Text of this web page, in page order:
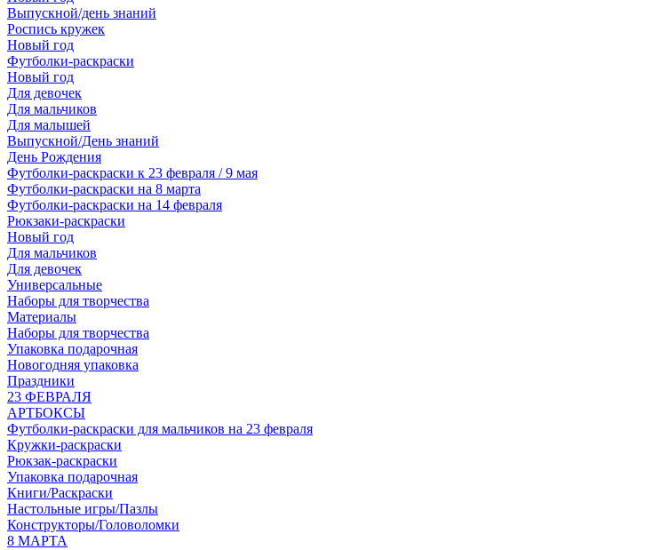
Выпускной/день знаний
Роспись кружек
Новый год
Футболки-раскраски
Новый год
Для девочек
Для мальчиков
Для малышей
Выпускной/День знаний
День Рождения
Футболки-раскраски к 23 февраля / 9 мая
Футболки-раскраски на 8 марта
Футболки-раскраски на 14 февраля
Рюкзаки-раскраски
Новый год
Для мальчиков
Для девочек
Универсальные
Наборы для творчества
Материалы
Наборы для творчества
Упаковка подарочная
Новогодняя упаковка
Праздники
23 ФЕВРАЛЯ
АРТБОКСЫ
Футболки-раскраски для мальчиков на 23 февраля
Кружки-раскраски
Рюкзак-раскраски
Упаковка подарочная
Книги/Раскраски
Настольные игры/Пазлы
Конструкторы/Головоломки
8 МАРТА